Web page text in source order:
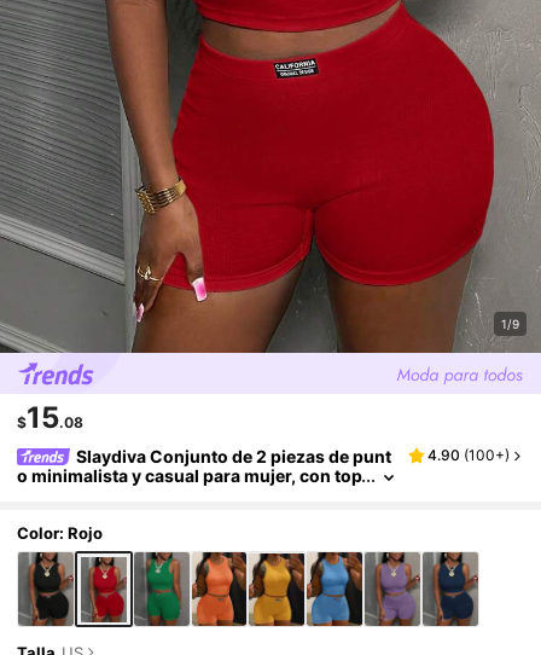
1/9
$15.08
Slaydiva Conjunto de 2 piezas de punt
o minimalista y casual para mujer, con top
4.90 (100+)
Color: Rojo